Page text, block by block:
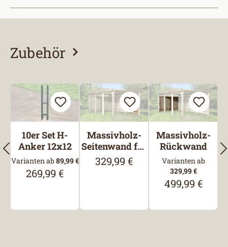
Zubehör
10er Set H-
Anker 12x12
Varianten ab89,99 €
Regulärer Preis:
269,99 €
Massivholz-
Seitenwand für
Carports
Regulärer Preis:
329,99 €
Massivholz-
Rückwand
Varianten ab
329,99 €
Regulärer
499,99 €